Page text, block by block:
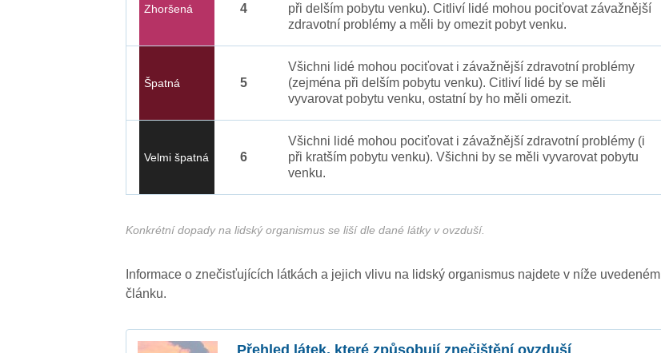
Zhoršená 4
při delším pobytu venku). Citliví lidé mohou pociťovat závažnější
zdravotní problémy a měli by omezit pobyt venku.
Špatná 5
Všichni lidé mohou pociťovat i závažnější zdravotní problémy
(zejména při delším pobytu venku). Citliví lidé by se měli
vyvarovat pobytu venku, ostatní by ho měli omezit.
Velmi špatná 6
Všichni lidé mohou pociťovat i závažnější zdravotní problémy (i
při kratším pobytu venku). Všichni by se měli vyvarovat pobytu
venku.
Konkrétní dopady na lidský organismus se liší dle dané látky v ovzduší.
Informace o znečisťujících látkách a jejich vlivu na lidský organismus najdete v níže uvedeném
článku.
Přehled látek, které způsobují znečištění ovzduší